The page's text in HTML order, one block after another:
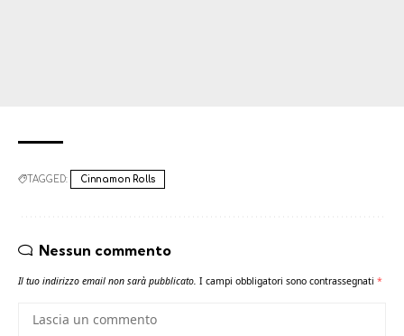
TAGGED: Cinnamon Rolls
Nessun commento
Il tuo indirizzo email non sarà pubblicato. I campi obbligatori sono contrassegnati *